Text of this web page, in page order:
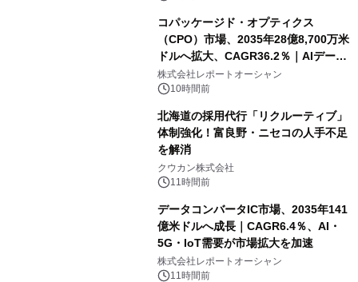
コパッケージド・オプティクス
（CPO）市場、2035年28億8,700万米
ドルへ拡大、CAGR36.2％｜AIデータ
センター・高速光通信需要が成長を加
速
株式会社レポートオーシャン
10時間前
北海道の採用代行「リクルーティブ」
体制強化！富良野・ニセコの人手不足
を解消
クウカン株式会社
11時間前
データコンバータIC市場、2035年141
億米ドルへ成長｜CAGR6.4％、AI・
5G・IoT需要が市場拡大を加速
株式会社レポートオーシャン
11時間前